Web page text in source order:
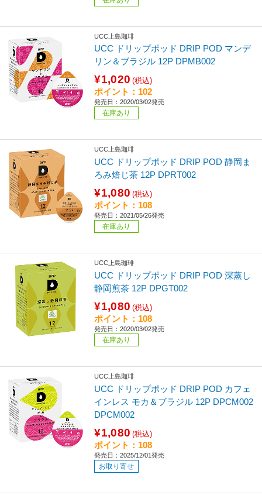
UCC上島珈琲
UCC ドリップポッド DRIP POD マンデ
リン＆ブラジル 12P DPMB002
¥1,020 (税込)
ポイント：102
発売日：2020/03/02発売
在庫あり
UCC上島珈琲
UCC ドリップポッド DRIP POD 静岡ま
ろみ焙じ茶 12P DPRT002
¥1,080 (税込)
ポイント：108
発売日：2021/05/26発売
在庫あり
UCC上島珈琲
UCC ドリップポッド DRIP POD 深蒸し
静岡煎茶 12P DPGT002
¥1,080 (税込)
ポイント：108
発売日：2020/03/02発売
在庫あり
UCC上島珈琲
UCC ドリップポッド DRIP POD カフェ
インレス モカ＆ブラジル 12P DPCM002
DPCM002
¥1,080 (税込)
ポイント：108
発売日：2025/12/01発売
お取り寄せ